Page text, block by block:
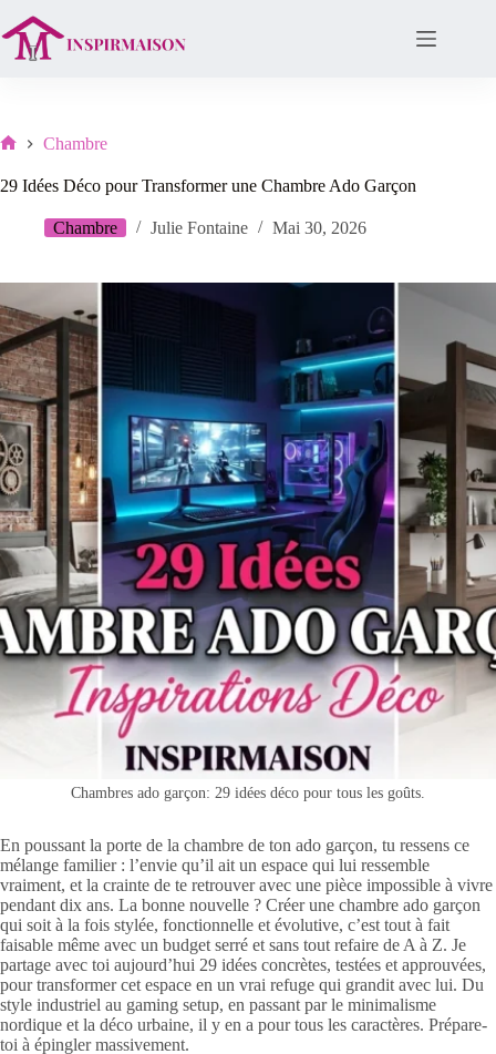
au
contenu
Chambre
29 Idées Déco pour Transformer une Chambre Ado Garçon
Chambre Julie Fontaine Mai 30, 2026
Chambres ado garçon: 29 idées déco pour tous les goûts.
En poussant la porte de la chambre de ton ado garçon, tu ressens ce
mélange familier : l’envie qu’il ait un espace qui lui ressemble
vraiment, et la crainte de te retrouver avec une pièce impossible à vivre
pendant dix ans. La bonne nouvelle ? Créer une chambre ado garçon
qui soit à la fois stylée, fonctionnelle et évolutive, c’est tout à fait
faisable même avec un budget serré et sans tout refaire de A à Z. Je
partage avec toi aujourd’hui 29 idées concrètes, testées et approuvées,
pour transformer cet espace en un vrai refuge qui grandit avec lui. Du
style industriel au gaming setup, en passant par le minimalisme
nordique et la déco urbaine, il y en a pour tous les caractères. Prépare-
toi à épingler massivement.